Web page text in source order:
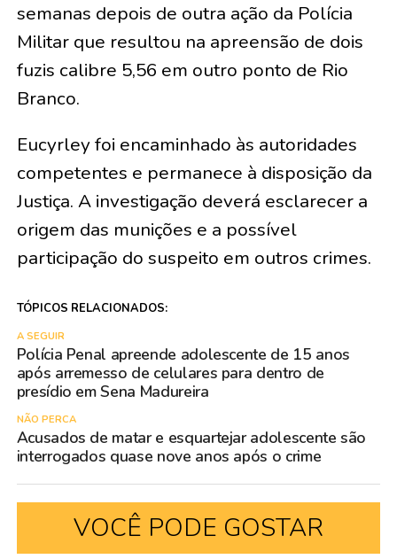
semanas depois de outra ação da Polícia
Militar que resultou na apreensão de dois
fuzis calibre 5,56 em outro ponto de Rio
Branco.
Eucyrley foi encaminhado às autoridades
competentes e permanece à disposição da
Justiça. A investigação deverá esclarecer a
origem das munições e a possível
participação do suspeito em outros crimes.
TÓPICOS RELACIONADOS:
A SEGUIR
Polícia Penal apreende adolescente de 15 anos
após arremesso de celulares para dentro de
presídio em Sena Madureira
NÃO PERCA
Acusados de matar e esquartejar adolescente são
interrogados quase nove anos após o crime
VOCÊ PODE GOSTAR